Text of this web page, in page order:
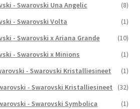
- Swarovski Una Angelic
(8)
- Swarovski Volta
(1)
- Swarovski x Ariana Grande
(10)
- Swarovski x Minions
(1)
- Swarovski Kristalliesineet
(1)
- Swarovski Kristalliesineet
(32)
- Swarovski Symbolica
(1)